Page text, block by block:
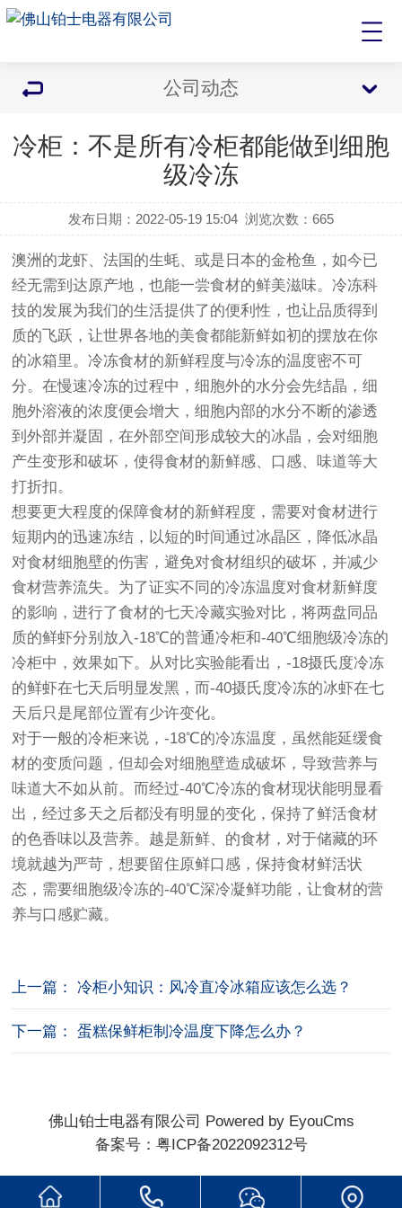
公司动态
冷柜：不是所有冷柜都能做到细胞
级冷冻
发布日期：2022-05-19 15:04 浏览次数：665
澳洲的龙虾、法国的生蚝、或是日本的金枪鱼，如今已
经无需到达原产地，也能一尝食材的鲜美滋味。冷冻科
技的发展为我们的生活提供了的便利性，也让品质得到
质的飞跃，让世界各地的美食都能新鲜如初的摆放在你
的冰箱里。冷冻食材的新鲜程度与冷冻的温度密不可
分。在慢速冷冻的过程中，细胞外的水分会先结晶，细
胞外溶液的浓度便会增大，细胞内部的水分不断的渗透
到外部并凝固，在外部空间形成较大的冰晶，会对细胞
产生变形和破坏，使得食材的新鲜感、口感、味道等大
打折扣。
想要更大程度的保障食材的新鲜程度，需要对食材进行
短期内的迅速冻结，以短的时间通过冰晶区，降低冰晶
对食材细胞壁的伤害，避免对食材组织的破坏，并减少
食材营养流失。为了证实不同的冷冻温度对食材新鲜度
的影响，进行了食材的七天冷藏实验对比，将两盘同品
质的鲜虾分别放入-18℃的普通冷柜和-40℃细胞级冷冻的
冷柜中，效果如下。从对比实验能看出，-18摄氏度冷冻
的鲜虾在七天后明显发黑，而-40摄氏度冷冻的冰虾在七
天后只是尾部位置有少许变化。
对于一般的冷柜来说，-18℃的冷冻温度，虽然能延缓食
材的变质问题，但却会对细胞壁造成破坏，导致营养与
味道大不如从前。而经过-40℃冷冻的食材现状能明显看
出，经过多天之后都没有明显的变化，保持了鲜活食材
的色香味以及营养。越是新鲜、的食材，对于储藏的环
境就越为严苛，想要留住原鲜口感，保持食材鲜活状
态，需要细胞级冷冻的-40℃深冷凝鲜功能，让食材的营
养与口感贮藏。
上一篇： 冷柜小知识：风冷直冷冰箱应该怎么选？
下一篇： 蛋糕保鲜柜制冷温度下降怎么办？
佛山铂士电器有限公司 Powered by EyouCms
备案号： 粤ICP备2022092312号